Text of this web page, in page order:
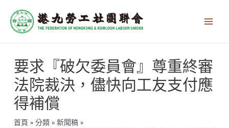
要求『破欠委員會』尊重終審
法院裁決，儘快向工友支付應
得補償
首頁 分類
新聞稿
章
導
覽